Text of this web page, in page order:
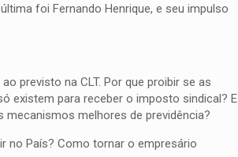
foi Fernando Henrique, e seu impulso
previsto na CLT. Por que proibir se as
existem para receber o imposto sindical? E
melhores de previdência?
no País? Como tornar o empresário